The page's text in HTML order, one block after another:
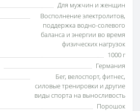
Для мужчин и женщин
Восполнение электролитов,
поддержка водно-солевого
баланса и энергии во время
физических нагрузок
1000 г
Германия
Бег, велоспорт, фитнес,
силовые тренировки и другие
виды спорта на выносливость
Порошок